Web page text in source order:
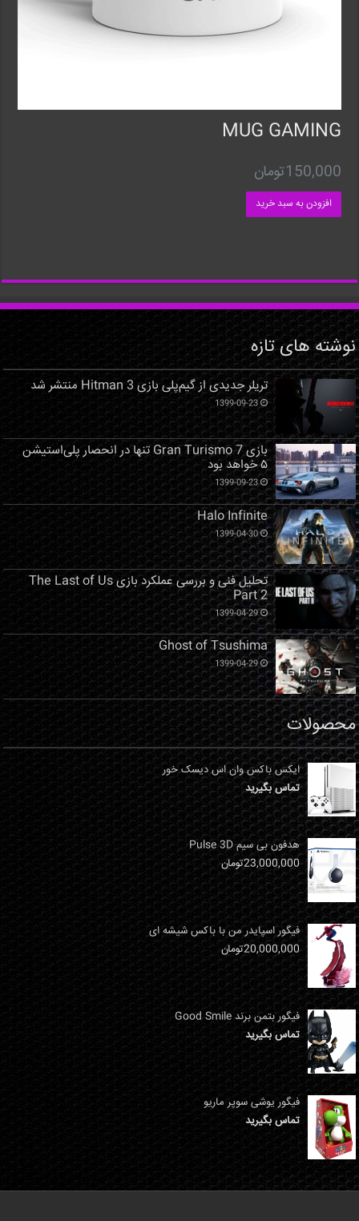
MUG GAMING
150,000تومان
افزودن به سبد خرید
نوشته های تازه
تریلر جدیدی از گیم‌پلی بازی Hitman 3 منتشر شد
1399-09-23
بازی Gran Turismo 7 تنها در انحصار پلی‌استیشن
۵ خواهد بود
1399-09-23
Halo Infinite
1399-04-30
تحلیل فنی و بررسی عملکرد بازی The Last of Us
Part 2
1399-04-29
Ghost of Tsushima
1399-04-29
محصولات
ایکس باکس وان اس دیسک خور
تماس بگیرید
هدفون بی سیم Pulse 3D
23,000,000تومان
فیگور اسپایدر من با باکس شیشه ای
20,000,000تومان
فیگور بتمن برند Good Smile
تماس بگیرید
فیگور یوشی سوپر ماریو
تماس بگیرید